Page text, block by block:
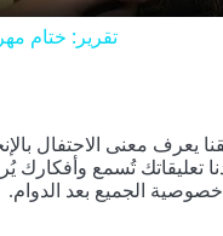
تقرير: ختام
يعرف معنى الاحتفال
تعليقاتك تُسمع وأفكارك
الجميع بعد الدوام.